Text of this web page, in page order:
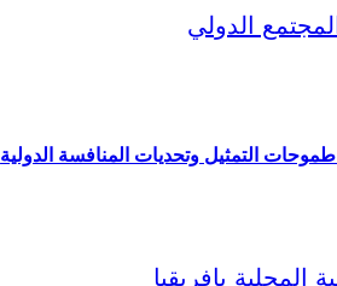
التمثيل وتحديات المنافسة الدولية